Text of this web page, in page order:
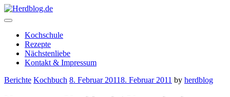
Skip
to
Herdblog.de
Kochschule
Rezepte
Nächstenliebe
Kontakt & Impressum
Berichte Kochbuch 8. Februar 20118. Februar 2011 by herdblog